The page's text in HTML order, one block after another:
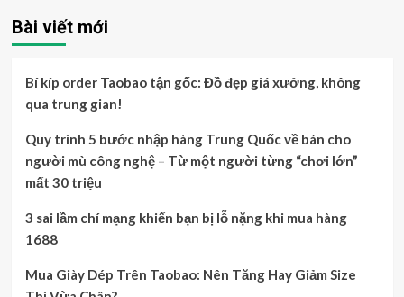
Bài viết mới
Bí kíp order Taobao tận gốc: Đồ đẹp giá xưởng, không
qua trung gian!
Quy trình 5 bước nhập hàng Trung Quốc về bán cho
người mù công nghệ – Từ một người từng “chơi lớn”
mất 30 triệu
3 sai lầm chí mạng khiến bạn bị lỗ nặng khi mua hàng
1688
Mua Giày Dép Trên Taobao: Nên Tăng Hay Giảm Size